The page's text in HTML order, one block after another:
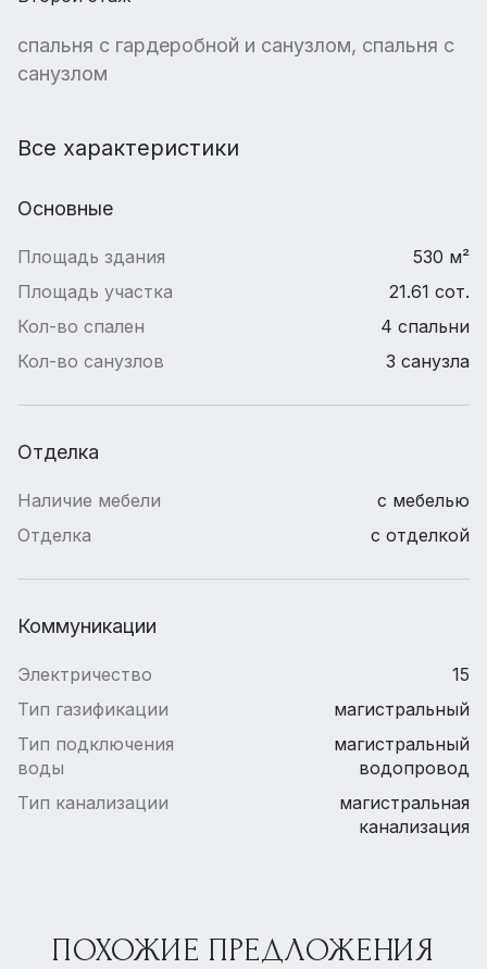
спальня с гардеробной и санузлом, спальня с
санузлом
Все характеристики
Основные
Площадь здания
530 м²
Площадь участка
21.61 сот.
Кол-во спален
4 спальни
Кол-во санузлов
3 санузла
Отделка
Наличие мебели
с мебелью
Отделка
с отделкой
Коммуникации
Электричество
15
Тип газификации
магистральный
Тип подключения
воды
магистральный
водопровод
Тип канализации
магистральная
канализация
ПОХОЖИЕ ПРЕДЛОЖЕНИЯ